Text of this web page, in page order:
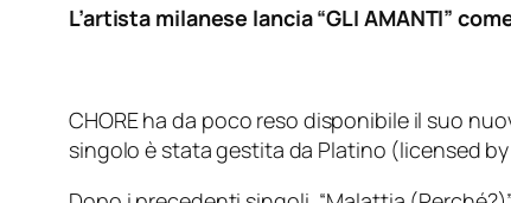
L’artista milanese lancia “GLI AMANTI”
CHORE ha da poco reso disponibile il suo
singolo è stata gestita da Platino (licensed